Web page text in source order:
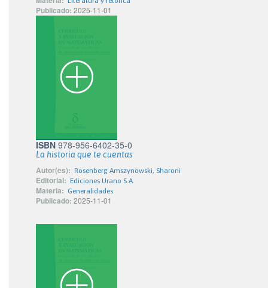
Publicado: 2025-11-01
ISBN 978-956-6402-35-0
La historia que te cuentas
Autor(es): Rosenberg Amszynowski, Sharoni
Editorial: Ediciones Urano S.A.
Materia: Generalidades
Publicado: 2025-11-01